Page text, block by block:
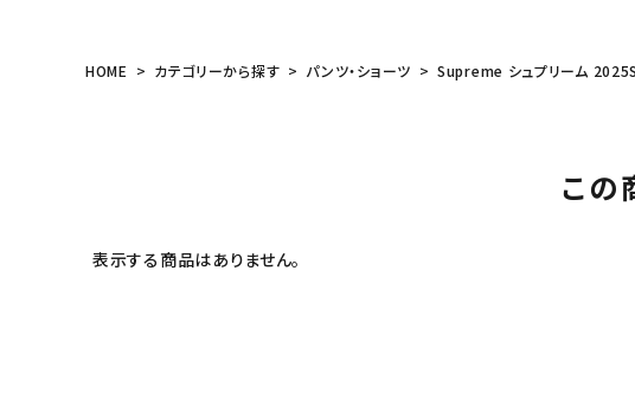
HOME カテゴリーから探す パンツ・ショーツ Supreme シュプリーム
この
表示する商品はありません。